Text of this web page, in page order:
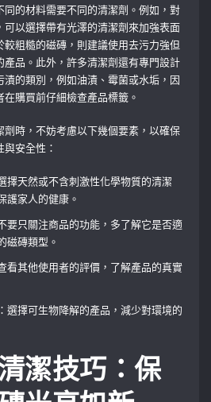
同的材料需要不同的清潔劑。例如，對
可以選擇帶有光澤的清潔劑來加強表面
較粗糙的磁磚，則建議使用去污力強但
產品。此外，許多清潔劑還有專門設計
漬的類別，例如油漬、霉菌或水垢，因
在購買前仔細檢查產品標籤。
劑時，不妨考慮以下幾個要素，以確保
安全性：
擇天然或不含刺激性化學物質的清潔
護家人的健康。
要只關注商品的功能，多了解它是否適
磁磚類型。
看其他使用者的評價，了解產品的真實
：選擇可生物降解的產品，減少對環境的
潔技巧：保